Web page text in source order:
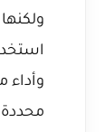
وأداء